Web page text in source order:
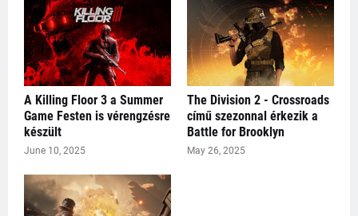
A Killing Floor 3 a Summer
Game Festen is vérengzésre
készült
June 10, 2025
The Division 2 - Crossroads
című szezonnal érkezik a
Battle for Brooklyn
May 26, 2025